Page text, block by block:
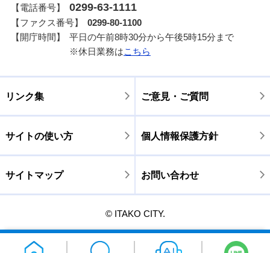
【電話番号】
0299-63-1111
【ファクス番号】
0299-80-1100
【開庁時間】
平日の午前8時30分から午後5時15分まで
※休日業務はこちら
リンク集 ご意見・ご質問
サイトの使い方 個人情報保護方針
サイトマップ お問い合わせ
© ITAKO CITY.